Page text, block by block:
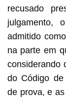
recusado
julgamento,
admitido
na parte em
considerando
do Código
de prova, e